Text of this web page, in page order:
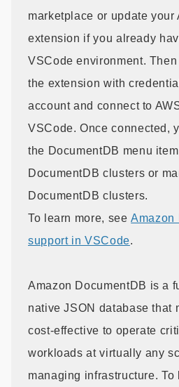
marketplace or update your
extension if you already
VSCode environment.
the extension with
account and connect to
VSCode. Once connected,
the DocumentDB menu
DocumentDB clusters or
DocumentDB clusters.
To learn more, seeAmazon
support in VSCode.
Amazon DocumentDB is a
native JSON database that
cost-effective to operate
workloads at virtually any
managing infrastructure. To